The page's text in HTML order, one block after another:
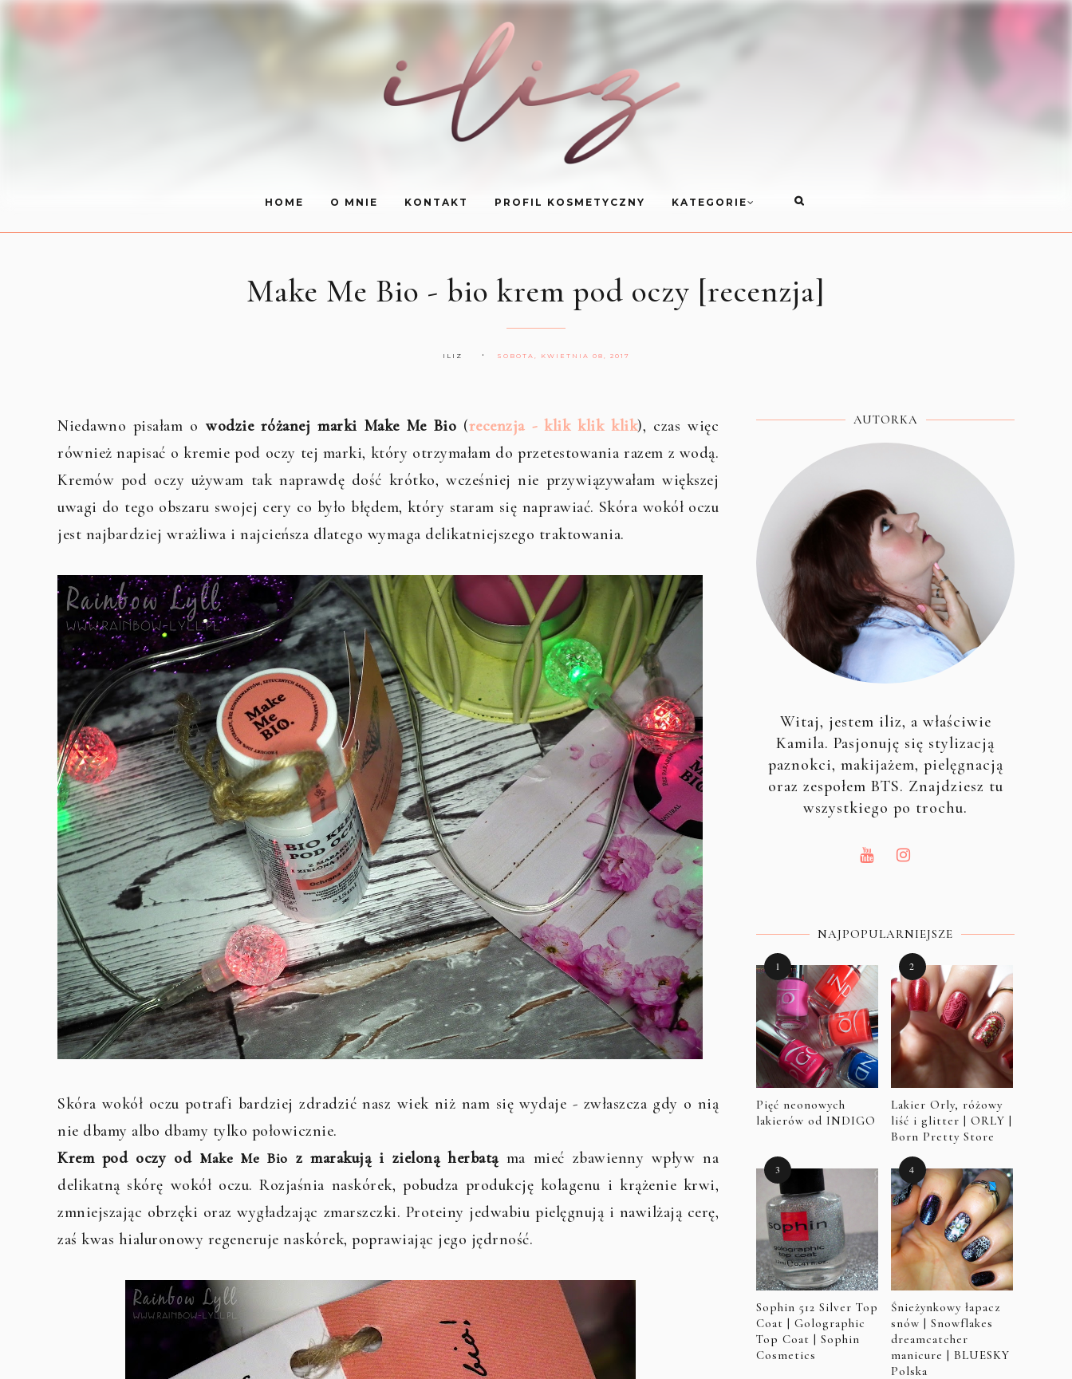
HOME O MNIE KONTAKT PROFIL KOSMETYCZNY KATEGORIE
Make Me Bio - bio krem pod oczy [recenzja]
ILIZ SOBOTA, KWIETNIA 08, 2017
Niedawno pisałam o wodzie różanej marki Make Me Bio (recenzja - klik klik klik), czas więc
również napisać o kremie pod oczy tej marki, który otrzymałam do przetestowania razem z wodą.
Kremów pod oczy używam tak naprawdę dość krótko, wcześniej nie przywiązywałam większej
uwagi do tego obszaru swojej cery co było błędem, który staram się naprawiać. Skóra wokół oczu
jest najbardziej wrażliwa i najcieńsza dlatego wymaga delikatniejszego traktowania.
Skóra wokół oczu potrafi bardziej zdradzić nasz wiek niż nam się wydaje - zwłaszcza gdy o nią
nie dbamy albo dbamy tylko połowicznie.
Krem pod oczy od Make Me Bio z marakują i zieloną herbatąma mieć zbawienny wpływ na
delikatną skórę wokół oczu. Rozjaśnia naskórek, pobudza produkcję kolagenu i krążenie krwi,
zmniejszając obrzęki oraz wygładzając zmarszczki. Proteiny jedwabiu pielęgnują i nawilżają cerę,
zaś kwas hialuronowy regeneruje naskórek, poprawiając jego jędrność.
AUTORKA
Witaj, jestem iliz, a właściwie
Kamila. Pasjonuję się stylizacją
paznokci, makijażem, pielęgnacją
oraz zespołem BTS. Znajdziesz tu
wszystkiego po trochu.
NAJPOPULARNIEJSZE
Pięć neonowych
lakierów od INDIGO
Lakier Orly, różowy
liść i glitter | ORLY |
Born Pretty Store
Sophin 512 Silver Top
Coat | Golographic
Top Coat | Sophin
Cosmetics
Śnieżynkowy łapacz
snów | Snowflakes
dreamcatcher
manicure | BLUESKY
Polska